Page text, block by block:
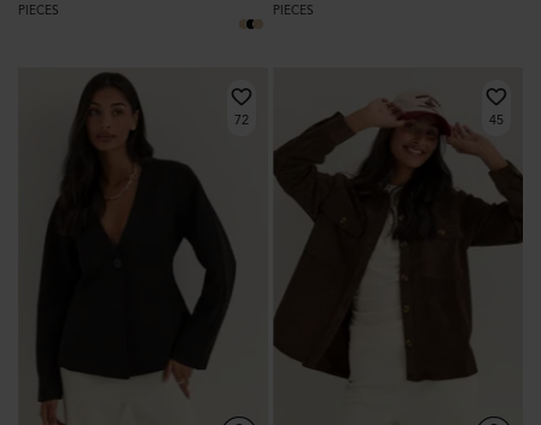
PIECES PIECES
72 45